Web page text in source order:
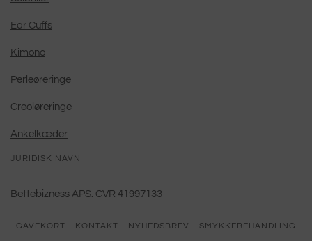
Ear Cuffs
Kimono
Perleøreringe
Creoløreringe
Ankelkæder
JURIDISK NAVN
Bettebizness APS. CVR 41997133
GAVEKORT KONTAKT NYHEDSBREV SMYKKEBEHANDLING